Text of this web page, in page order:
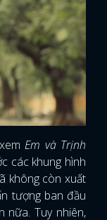
Em và Trịnh
các khung hình
không còn xuất
tượng ban đầu
nữa. Tuy nhiên,